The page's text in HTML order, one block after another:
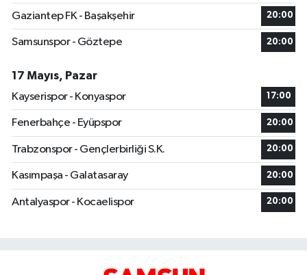
Gaziantep FK - Başakşehir 20:00
Samsunspor - Göztepe 20:00
17 Mayıs, Pazar
Kayserispor - Konyaspor
17:00
Fenerbahçe - Eyüpspor 20:00
Trabzonspor - Gençlerbirliği S.K. 20:00
Kasımpaşa - Galatasaray 20:00
Antalyaspor - Kocaelispor 20:00